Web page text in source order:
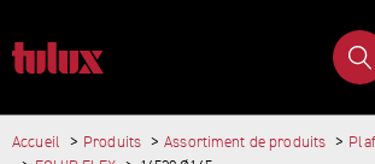
GROUPE DE PRODUITS-
PAGES IMPORTANTES
Accueil Produits Assortiment de produits
CONTENU PRINCIPAL